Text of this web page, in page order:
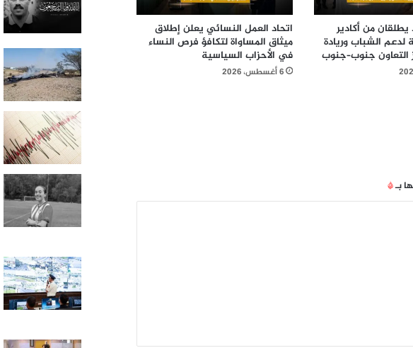
من أكادير
لدعم الشباب وريادة
التعاون جنوب–جنوب
اتحاد العمل النسائي يعلن إطلاق
ميثاق المساواة لتكافؤ فرص النساء
في الأحزاب السياسية
6 أغسطس، 2026
بـ*